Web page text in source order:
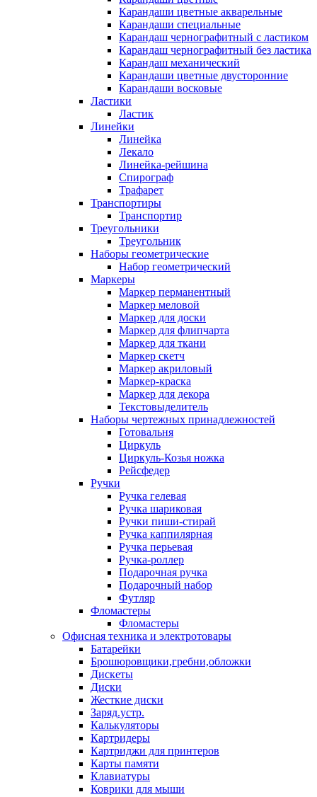
Карандаши цветные акварельные
Карандаши специальные
Карандаш чернографитный с ластиком
Карандаш чернографитный без ластика
Карандаш механический
Карандаши цветные двусторонние
Карандаши восковые
Ластики
Ластик
Линейки
Линейка
Лекало
Линейка-рейшина
Спирограф
Трафарет
Транспортиры
Транспортир
Треугольники
Треугольник
Наборы геометрические
Набор геометрический
Маркеры
Маркер перманентный
Маркер меловой
Маркер для доски
Маркер для флипчарта
Маркер для ткани
Маркер скетч
Маркер акриловый
Маркер-краска
Маркер для декора
Текстовыделитель
Наборы чертежных принадлежностей
Готовальня
Циркуль
Циркуль-Козья ножка
Рейсфедер
Ручки
Ручка гелевая
Ручка шариковая
Ручки пиши-стирай
Ручка каппилярная
Ручка перьевая
Ручка-роллер
Подарочная ручка
Подарочный набор
Футляр
Фломастеры
Фломастеры
Офисная техника и электротовары
Батарейки
Брошюровщики,гребни,обложки
Дискеты
Диски
Жесткие диски
Заряд.устр.
Калькуляторы
Картридеры
Картриджи для принтеров
Карты памяти
Клавиатуры
Коврики для мыши